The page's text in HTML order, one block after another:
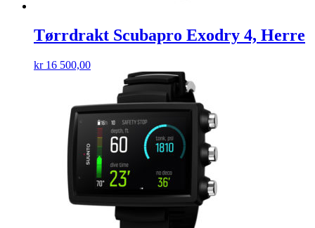
Tørrdrakt Scubapro Exodry 4, Herre
kr16 500,00